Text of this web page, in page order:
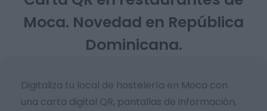
Moca. Novedad en República
Dominicana.
Digitaliza tu local de hostelería en Moca con
una carta digital QR, pantallas de información,